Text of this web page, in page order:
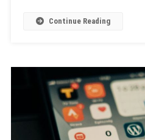
Continue Reading